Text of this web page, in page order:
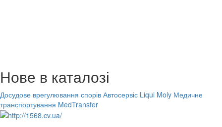
Нове в каталозі
Досудове врегулювання спорів Автосервіс Liqui Moly Медичне
транспортування MedTransfer